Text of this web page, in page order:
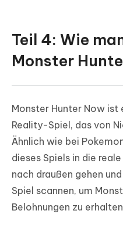
Teil 4: Wie
Monster
Monster Hunter Now ist
Reality-Spiel, das von
Ähnlich wie bei
dieses Spiels in die
nach draußen gehen
Spiel scannen, um
Belohnungen zu